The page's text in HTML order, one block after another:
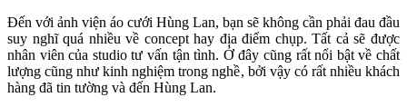
Đến với ảnh viện áo cưới Hùng Lan, bạn sẽ không cần phải đau đầu
suy nghĩ quá nhiều về concept hay địa điểm chụp. Tất cả sẽ được
nhân viên của studio tư vấn tận tình. Ở đây cũng rất nổi bật về chất
lượng cũng như kinh nghiệm trong nghề, bởi vậy có rất nhiều khách
hàng đã tin tường và đến Hùng Lan.